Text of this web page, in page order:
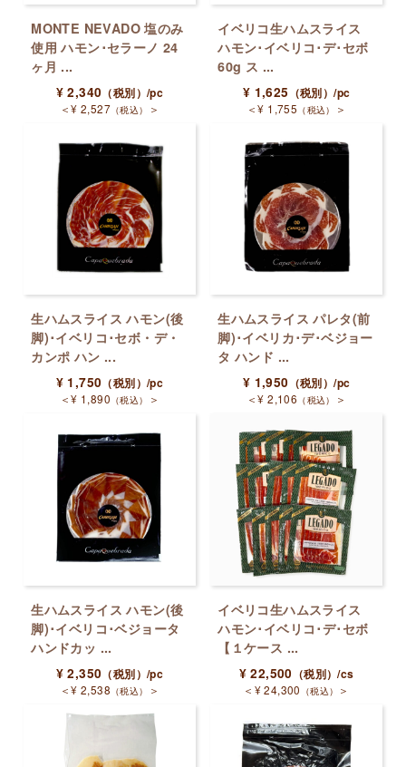
MONTE NEVADO 塩のみ
使用 ハモン･セラーノ 24
ヶ月 ...
¥ 2,340 （税別）/pc
＜¥ 2,527 （税込） ＞
イベリコ生ハムスライス
ハモン･イベリコ･デ･セボ
60g ス ...
¥ 1,625 （税別）/pc
＜¥ 1,755 （税込） ＞
生ハムスライス ハモン(後
脚)･イベリコ･セボ・デ・
カンポ ハン ...
¥ 1,750 （税別）/pc
＜¥ 1,890 （税込） ＞
生ハムスライス パレタ(前
脚)･イベリカ･デ･ベジョー
タ ハンド ...
¥ 1,950 （税別）/pc
＜¥ 2,106 （税込） ＞
生ハムスライス ハモン(後
脚)･イベリコ･ベジョータ
ハンドカッ ...
¥ 2,350 （税別）/pc
＜¥ 2,538 （税込） ＞
イベリコ生ハムスライス
ハモン･イベリコ･デ･セボ
【１ケース ...
¥22,500 （税別）/cs
＜ ¥24,300 （税込） ＞